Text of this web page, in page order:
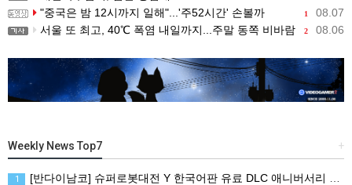
1 08.07
"중국은 밤 12시까지 일해"...'주52시간' 손볼까
2 08.06
서울 또 최고, 40℃ 폭염 내일까지...주말 동쪽 비바람
+
Weekly News Top7
1 [반다이남코] 슈퍼로봇대전 Y 한국어판 유료 DLC 애니버서리 확장팩, 8월 5일 판매 시작